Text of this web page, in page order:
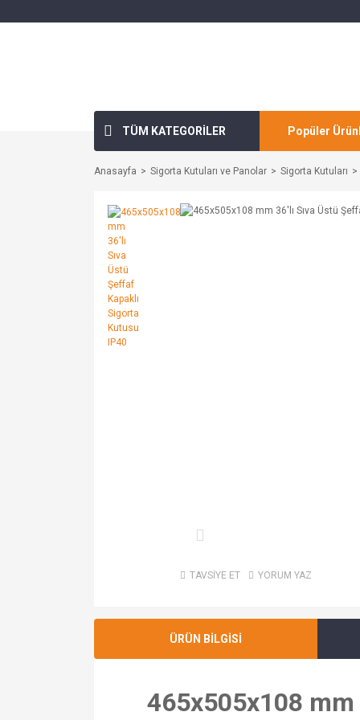
TÜM KATEGORİLER Popüler
Anasayfa Sigorta Kutuları ve Panolar Sigorta Kutuları
TAVSİYE ET YORUM YAZ
ÜRÜN BİLGİSİ
465x505x108 mm